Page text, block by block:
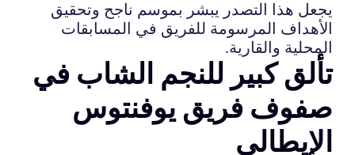
يجعل هذا التصدر يبشر بموسم ناجح وتحقيق
الأهداف المرسومة للفريق في المسابقات
المحلية والقارية.
تألق كبير للنجم الشاب في
صفوف فريق يوفنتوس
الإيطالي